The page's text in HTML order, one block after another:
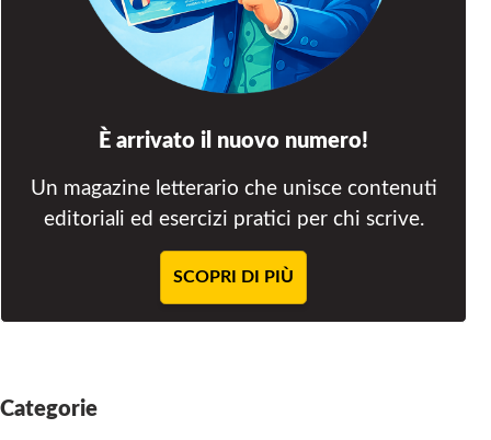
È arrivato il nuovo numero!
Un magazine letterario che unisce contenuti
editoriali ed esercizi pratici per chi scrive.
SCOPRI DI PIÙ
Categorie